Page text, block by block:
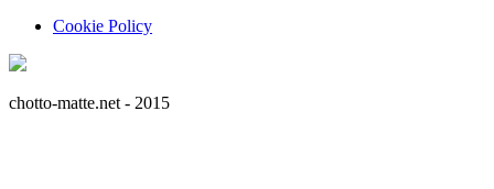
Cookie Policy
chotto-matte.net - 2015